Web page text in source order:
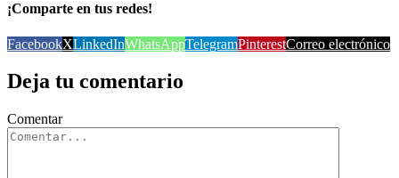
¡Comparte en tus redes!
FacebookXLinkedInWhatsAppTelegramPinterestCorreo electrónico
Deja tu comentario
Comentar